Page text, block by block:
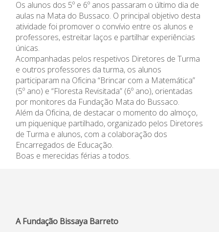
Instalações
Ofertas de emprego
Regulamentos
Jornal “O Coreto”
Privacidade
Oferta Formativa
Atividades de Interrupção
Letiva
Academia de LínguasEnsino Profissional
Curso de Técnico/a de Apoio
à Família e à Comunidade
Ofertas de Emprego
Ano Letivo
SIGE
Secretariado de Exames
Admissão
Informações
APEE
Notícias
Os alunos dos 5º e 6º anos passaram o último dia de
aulas na Mata do Bussaco. O principal objetivo desta
atividade foi promover o convívio entre os alunos e
professores, estreitar laços e partilhar experiências
únicas.
Acompanhadas pelos respetivos Diretores de Turma
e outros professores da turma, os alunos
participaram na Oficina “Brincar com a Matemática”
(5º ano) e “Floresta Revisitada” (6º ano), orientadas
por monitores da Fundação Mata do Bussaco.
Além da Oficina, de destacar o momento do almoço,
um piquenique partilhado, organizado pelos Diretores
de Turma e alunos, com a colaboração dos
Encarregados de Educação.
Boas e merecidas férias a todos.
A Fundação Bissaya Barreto